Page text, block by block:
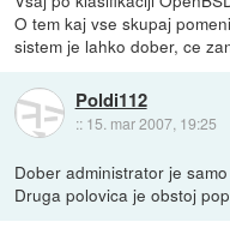
O tem kaj vse skupaj
sistem je lahko dober, ce
Poldi112
:: 15. mar 2007, 19:25
Dober administrator je
Druga polovica je obstoj